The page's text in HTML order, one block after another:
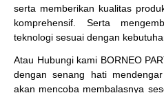
serta memberikan kualitas
komprehensif. Serta
teknologi sesuai dengan
Atau Hubungi kami BORNEO
dengan senang hati
akan mencoba membalasnya